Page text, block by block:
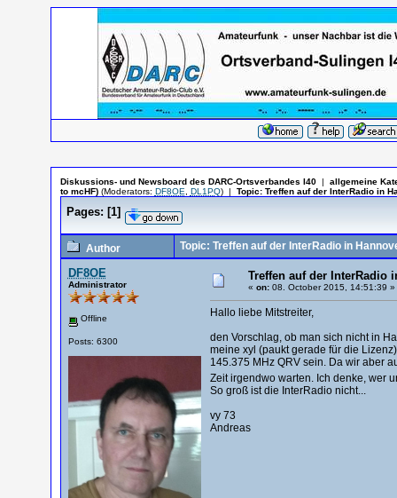
Diskussions- und Newsboard des DARC-Ortsverbandes I40 |
allgemeine
to mcHF)(Moderators: DF8OE DL1PQ) | Topic: Treffen auf der InterRadio in
Pages: [1]
Author Topic: Treffen auf der InterRadio in
DF8OE
Administrator
Offline
Posts: 6300
Treffen auf der InterRadio
« on:08. October 2015, 14:51:39 »
Hallo liebe Mitstreiter,
den Vorschlag, ob man sich nicht in
meine xyl (paukt gerade für die
145.375 MHz QRV sein. Da wir aber
Zeit irgendwo warten. Ich denke, wer
So groß ist die InterRadio nicht...
vy 73
Andreas